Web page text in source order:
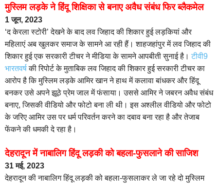
मुस्लिम लड़के ने हिंदू शिक्षिका से बनाए अवैध संबंध फिर ब्लैकमेल
1 जून, 2023
‘द केरला स्टोरी’ देखने के बाद लव जिहाद की शिकार हुई लड़कियां और
महिलाएं अब खुलकर समाज के सामने आ रही हैं। शाहजहांपुर में लव जिहाद की
शिकार हुई एक सरकारी टीचर ने मीडिया के सामने आपबीती सुनाई है। टीवी9
भारतवर्षकी रिपोर्ट के मुताबिक लव जिहाद की शिकार हुई सरकारी टीचर का
आरोप है कि मुस्लिम लड़के आमिर खान ने हाथ में कलावा बांधकर और हिंदू
बनकर उसे अपने झूठे प्रेम जाल में फंसाया। उससे आमिर ने जबरन अवैध संबंध
बनाए, जिसकी वीडियो और फोटो बना ली थी। इस अश्लील वीडियो और फोटो
के जरिए आमिर उस पर धर्म परिवर्तन करने का दबाव बना रहा है और तेजाब
फेंकने की धमकी दे रहा है।
देहरादून में नाबालिग हिंदू लड़की को बहला-फुसलाने की साजिश
31 मई, 2023
देहरादून की नाबालिग हिंदू लड़की को बहला-फुसलाकर ले जा रहे दो मुस्लिम